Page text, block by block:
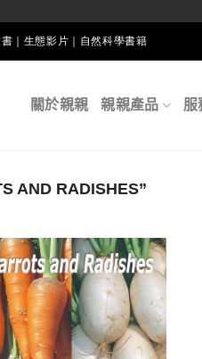
｜生態影片｜自然科學書籍
關於親親 親親產品 服
AND RADISHES”